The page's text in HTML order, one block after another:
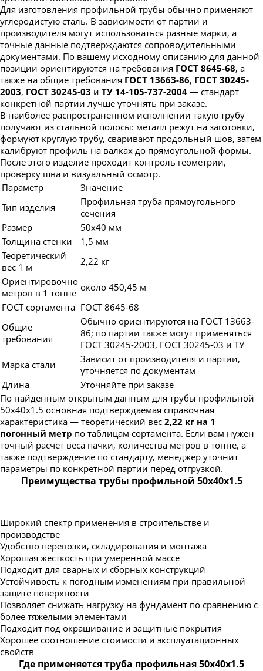
Для изготовления профильной трубы обычно применяют
углеродистую сталь. В зависимости от партии и
производителя могут использоваться разные марки, а
точные данные подтверждаются сопроводительными
документами. По вашему исходному описанию для данной
позиции ориентируются на требования ГОСТ 8645-68, а
также на общие требования ГОСТ 13663-86, ГОСТ 30245-
2003, ГОСТ 30245-03 и ТУ 14-105-737-2004 — стандарт
конкретной партии лучше уточнять при заказе.
В наиболее распространенном исполнении такую трубу
получают из стальной полосы: металл режут на заготовки,
формуют круглую трубу, сваривают продольный шов, затем
калибруют профиль на валках до прямоугольной формы.
После этого изделие проходит контроль геометрии,
проверку шва и визуальный осмотр.
Параметр
Значение
Тип изделия
Профильная труба прямоугольного
сечения
Размер
50х40 мм
Толщина стенки
1,5 мм
Теоретический
вес 1 м
2,22 кг
Ориентировочно
метров в 1 тонне около 450,45 м
ГОСТ сортамента ГОСТ 8645-68
Общие
требования
Обычно ориентируются на ГОСТ 13663-
86; по партии также могут применяться
ГОСТ 30245-2003, ГОСТ 30245-03 и ТУ
Марка стали
Зависит от производителя и партии,
уточняется по документам
Длина
Уточняйте при заказе
По найденным открытым данным для трубы профильной
50х40х1.5 основная подтверждаемая справочная
характеристика — теоретический вес 2,22 кг на 1
погонный метр по таблицам сортамента. Если вам нужен
точный расчет веса пачки, количества метров в тонне, а
также подтверждение по стандарту, менеджер уточнит
параметры по конкретной партии перед отгрузкой.
Преимущества трубы профильной 50х40х1.5
Широкий спектр применения в строительстве и
производстве
Удобство перевозки, складирования и монтажа
Хорошая жесткость при умеренной массе
Подходит для сварных и сборных конструкций
Устойчивость к погодным изменениям при правильной
защите поверхности
Позволяет снижать нагрузку на фундамент по сравнению с
более тяжелыми элементами
Подходит под окрашивание и защитные покрытия
Хорошее соотношение стоимости и эксплуатационных
свойств
Где применяется труба профильная 50х40х1.5